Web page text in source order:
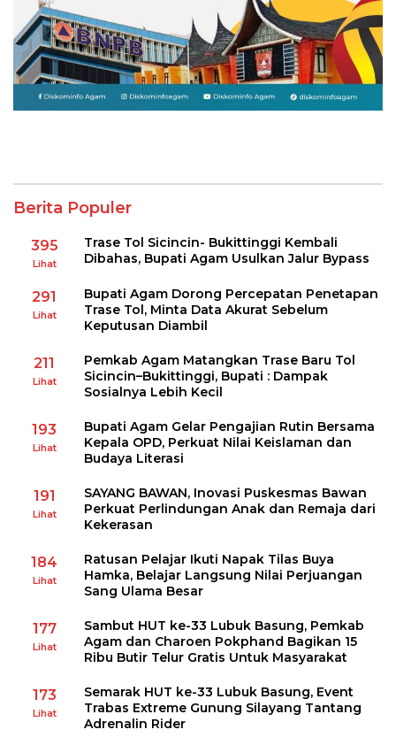
Berita Populer
395
Lihat
Trase Tol Sicincin- Bukittinggi Kembali
Dibahas, Bupati Agam Usulkan Jalur Bypass
291
Lihat
Bupati Agam Dorong Percepatan Penetapan
Trase Tol, Minta Data Akurat Sebelum
Keputusan Diambil
211
Lihat
Pemkab Agam Matangkan Trase Baru Tol
Sicincin–Bukittinggi, Bupati : Dampak
Sosialnya Lebih Kecil
193
Lihat
Bupati Agam Gelar Pengajian Rutin Bersama
Kepala OPD, Perkuat Nilai Keislaman dan
Budaya Literasi
191
Lihat
SAYANG BAWAN, Inovasi Puskesmas Bawan
Perkuat Perlindungan Anak dan Remaja dari
Kekerasan
184
Lihat
Ratusan Pelajar Ikuti Napak Tilas Buya
Hamka, Belajar Langsung Nilai Perjuangan
Sang Ulama Besar
177
Lihat
Sambut HUT ke-33 Lubuk Basung, Pemkab
Agam dan Charoen Pokphand Bagikan 15
Ribu Butir Telur Gratis Untuk Masyarakat
173
Lihat
Semarak HUT ke-33 Lubuk Basung, Event
Trabas Extreme Gunung Silayang Tantang
Adrenalin Rider